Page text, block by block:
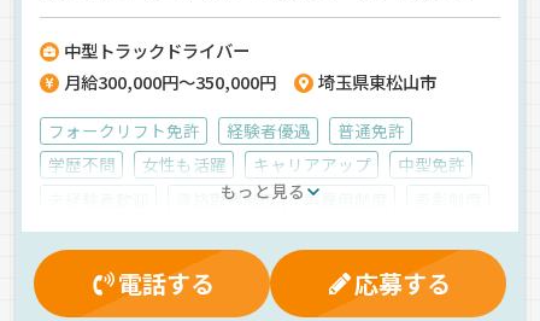
がら働ける環境も魅力です！
中型トラックドライバー
月給300,000円～350,000円
埼玉県東松山市
フォークリフト免許 経験者優遇
普通免許
学歴不問
女性も活躍 キャリアアップ
中型免許
資格取得制度 再雇用制度
有給休暇
労災保険 社内イベント
賞与
制服・作業着貸与
マイカー通勤可 健康保険
退職金制度
交通費支給 雇用保険
厚生年金
もっと見る
電話する 応募する